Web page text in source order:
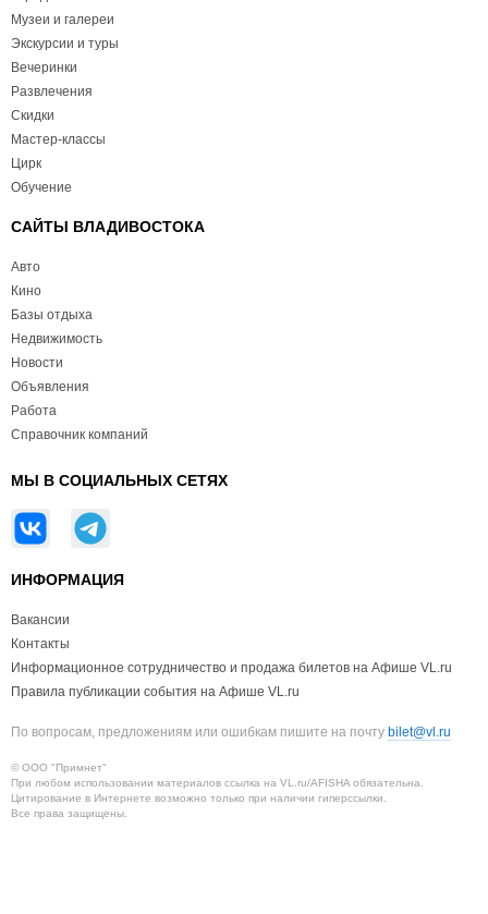
Музеи и галереи
Экскурсии и туры
Вечеринки
Развлечения
Скидки
Мастер-классы
Цирк
Обучение
САЙТЫ ВЛАДИВОСТОКА
Авто
Кино
Базы отдыха
Недвижимость
Новости
Объявления
Работа
Справочник компаний
МЫ В СОЦИАЛЬНЫХ СЕТЯХ
ИНФОРМАЦИЯ
Вакансии
Контакты
Информационное сотрудничество и продажа билетов на Афише VL.ru
Правила публикации события на Афише VL.ru
По вопросам, предложениям или ошибкам пишите на почту bilet@vl.ru
© ООО "Примнет"
При любом использовании материалов ссылка на VL.ru/AFISHA обязательна.
Цитирование в Интернете возможно только при наличии гиперссылки.
Все права защищены.